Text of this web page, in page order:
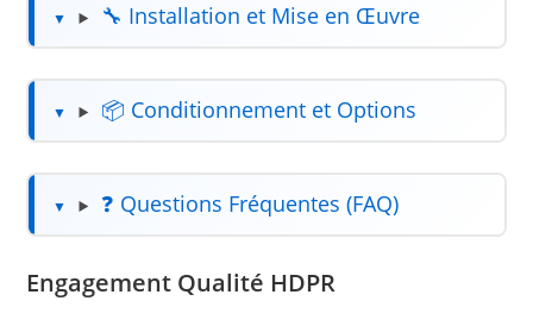
🔧 Installation et Mise en Œuvre
📦 Conditionnement et Options
❓ Questions Fréquentes (FAQ)
Engagement Qualité HDPR